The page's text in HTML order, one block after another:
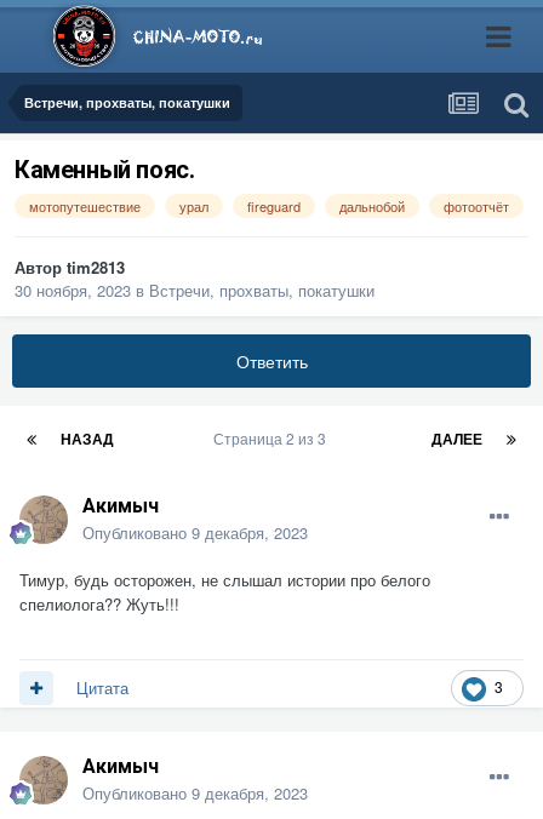
Встречи, прохваты, покатушки
Каменный пояс.
мотопутешествие урал fireguard дальнобой фотоотчёт
Автор tim2813
30 ноября, 2023 в Встречи, прохваты, покатушки
Ответить
НАЗАД ДАЛЕЕ
Страница 2 из 3
Акимыч
Опубликовано 9 декабря, 2023
Тимур, будь осторожен, не слышал истории про белого
спелиолога?? Жуть!!!
3
Цитата
Акимыч
Опубликовано 9 декабря, 2023